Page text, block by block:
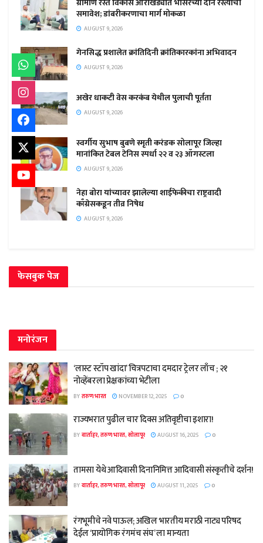
समावेश; डांबरीकरणाचा मार्ग मोकळा
AUGUST 9, 2026
गेनसिद्ध प्रशालेत क्रांतिदिनी क्रांतिकारकांना अभिवादन
AUGUST 9, 2026
अखेर धाकटी वेस करकंब येथील पुलाची पूर्तता
AUGUST 9, 2026
स्वर्गीय सुभाष बुबणे स्मृती करंडक सोलापूर जिल्हा
मानांकित टेबल टेनिस स्पर्धा २२ व २३ ऑगस्टला
AUGUST 9, 2026
नेहा बोरा यांच्यावर झालेल्या शाईफेकीचा राष्ट्रवादी
काँग्रेसकडून तीव्र निषेध
AUGUST 9, 2026
फेसबुक पेज
मनोरंजन
‘लास्ट स्टॉप खांदा’ चित्रपटाचा दमदार ट्रेलर लाँच ; २१
नोव्हेंबरला प्रेक्षकांच्या भेटीला
BYतरुण भारत NOVEMBER 12, 2025 0
राज्यभरात पुढील चार दिवस अतिवृष्टीचा इशारा!
BYवार्ताहर, तरुण भारत, सोलापूर AUGUST 16, 2025 0
तामसा येथे आदिवासी दिनानिमित्त आदिवासी संस्कृतीचे दर्शन!
BYवार्ताहर, तरुण भारत, सोलापूर AUGUST 11, 2025 0
रंगभूमीचे नवे पाऊल; अखिल भारतीय मराठी नाट्य परिषद
देईल ‘प्रायोगिक रंगमंच संघ’ ला मान्यता